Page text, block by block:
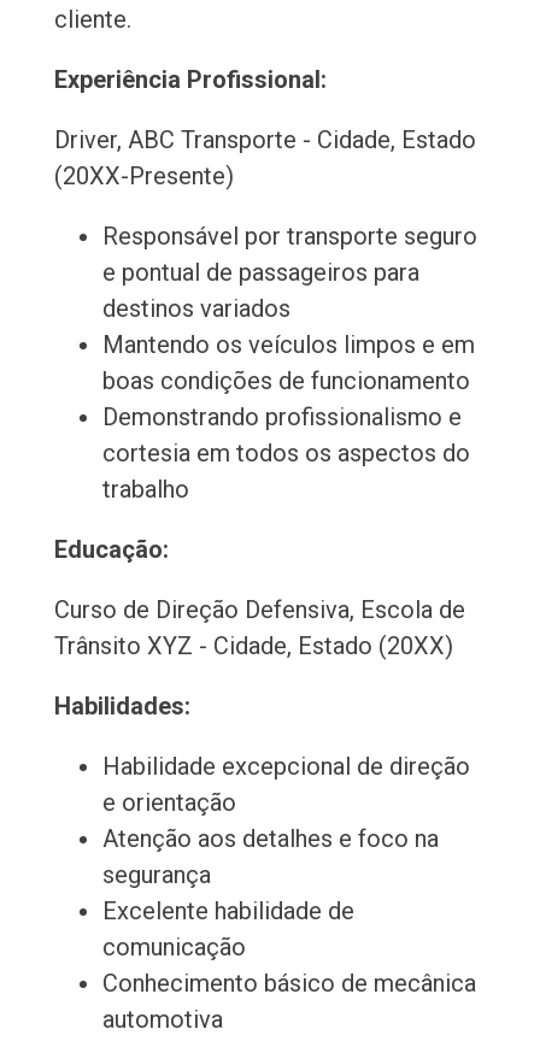
cliente.
Experiência Profissional:
Driver, ABC Transporte - Cidade, Estado
(20XX-Presente)
Responsável por transporte seguro
e pontual de passageiros para
destinos variados
Mantendo os veículos limpos e em
boas condições de funcionamento
Demonstrando profissionalismo e
cortesia em todos os aspectos do
trabalho
Educação:
Curso de Direção Defensiva, Escola de
Trânsito XYZ - Cidade, Estado (20XX)
Habilidades:
Habilidade excepcional de direção
e orientação
Atenção aos detalhes e foco na
segurança
Excelente habilidade de
comunicação
Conhecimento básico de mecânica
automotiva